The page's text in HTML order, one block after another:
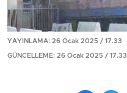
YAYINLAMA: 26 Ocak 2025 / 17.33
GÜNCELLEME: 26 Ocak 2025 / 17.33